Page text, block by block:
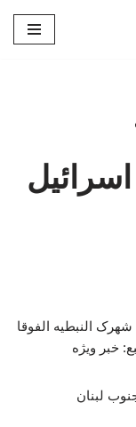
النبطیه‌ الفوقا
خبر ویژه